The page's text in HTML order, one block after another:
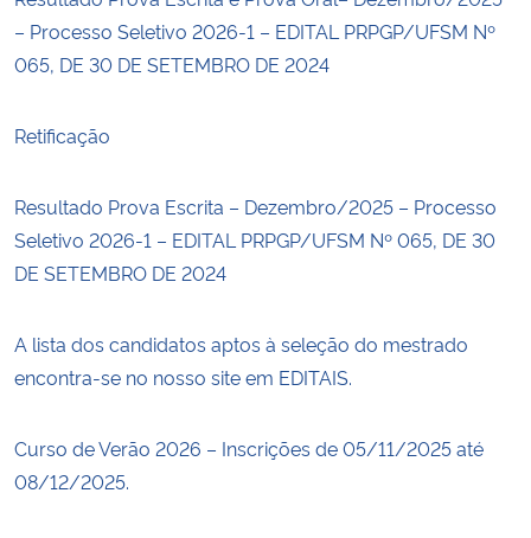
– Processo Seletivo 2026-1 – EDITAL PRPGP/UFSM Nº
065, DE 30 DE SETEMBRO DE 2024
Retificação
Resultado Prova Escrita – Dezembro/2025 – Processo
Seletivo 2026-1 – EDITAL PRPGP/UFSM Nº 065, DE 30
DE SETEMBRO DE 2024
A lista dos candidatos aptos à seleção do mestrado
encontra-se no nosso site em EDITAIS.
Curso de Verão 2026 – Inscrições de 05/11/2025 até
08/12/2025.